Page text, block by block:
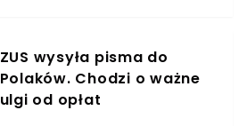
ZUS wysyła pisma do
Polaków. Chodzi o ważne
ulgi od opłat